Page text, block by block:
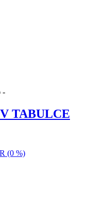
-
TABULCE
(0 %)